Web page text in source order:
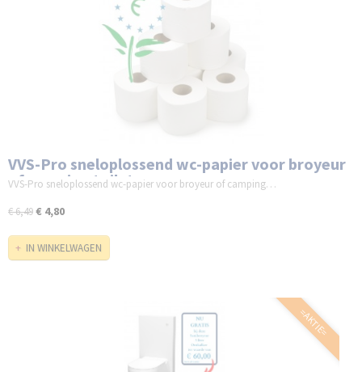
VVS-Pro sneloplossend wc-papier voor broyeur
of camping toilet
VVS-Pro sneloplossend wc-papier voor broyeur of camping…
€ 6,49€ 4,80
IN WINKELWAGEN
=AKTIE=